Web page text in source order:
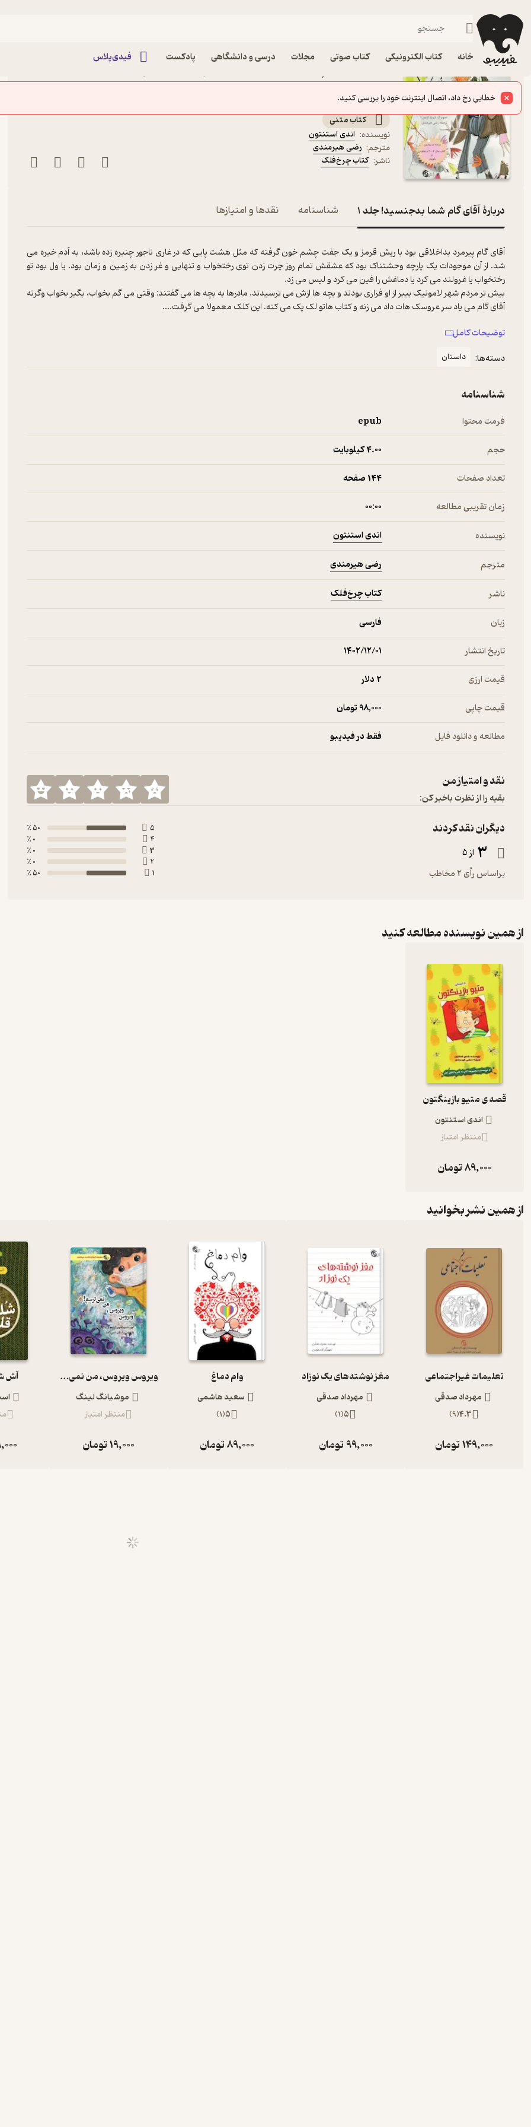
خانه کتاب الکترونیکی کتاب صوتی مجلات درسی و دانشگاهی پادکست فیدی‌پلاس
فیدیبو کتاب الکترونیکی
نشر کتاب چرخ‌فلک
مجموعه گام به گام با آقای گام
کتاب متنی
نویسنده: اندی استنتون
مترجم: رضی هیرمندی
ناشر: کتاب چرخ‌فلک
دربارۀ آقای گام شما بدجنسید! جلد 1 شناسنامه نقدها و امتیازها
آقای گام پیرمرد بداخلاقی بود با ریش قرمز و یک جفت چشم خون گرفته که مثل هشت پایی که در غاری ناجور چنبره زده باشد، به آدم خیره می
شد. از آن موجودات یک پارچه وحشتناک بود که عشقش تمام روز چرت زدن توی رختخواب و تنهایی و غر زدن به زمین و زمان بود. یا ول بود تو
رختخواب یا غرولند می کرد یا دماغش را فین می کرد و لیس می زد.
بیش تر مردم شهر لامونیک بیبر از او فراری بودند و بچه ها ازش می ترسیدند. مادرها به بچه ها می گفتند: وقتی می گم بخواب، بگیر بخواب وگرنه
آقای گام می یاد سر عروسک هات داد می زنه و کتاب هاتو لک پک می کنه. این کلک معمولا می گرفت....
حاوی شخصیت های جالبی هستند که به همراه آقای گام، ماجراهای عجیب و غریبی را به وجود می آورند. این مجموعه، برای مخاطبین با همه ی
توضیحات کامل
دسته‌ها:
داستان
شناسنامه
فرمت محتوا epub
حجم 4.۰۰ کیلوبایت
تعداد صفحات 144 صفحه
زمان تقریبی مطالعه ۰۰:۰۰
نویسنده اندی استنتون
مترجم رضی هیرمندی
ناشر کتاب چرخ‌فلک
زبان فارسی
تاریخ انتشار ۱۴۰۲/۱۲/۰۱
قیمت ارزی 2 دلار
قیمت چاپی 98,000 تومان
مطالعه و دانلود فایل فقط در فیدیبو
نقد و امتیاز من
بقیه را از نظرت باخبر کن:
دیگران نقد کردند
3 از 5
براساس رأی 2 مخاطب
5
50 ٪
4
0 ٪
3
0 ٪
2
0 ٪
1
50 ٪
از همین نویسنده مطالعه کنید
قصه ی متیو بازینگتون
اندی استنتون
منتظر امتیاز
89,000تومان
از همین نشر بخوانید
تعلیمات غیراجتماعی
مهرداد صدقی
4.3
(
9
)
149,000تومان
مغز نوشته‌های یک نوزاد
مهرداد صدقی
5
(
1
)
99,000تومان
وام دماغ
سعید هاشمی
5
(
1
)
89,000تومان
ویروس ویروس، من نمی ترسم!
موشیانگ لینگ
منتظر امتیاز
19,000تومان
آش